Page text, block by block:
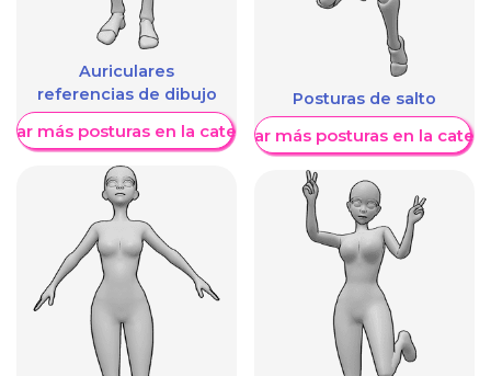
Auriculares
referencias de dibujo
más posturas en la categoría
Posturas de salto
Mostrar más posturas en la